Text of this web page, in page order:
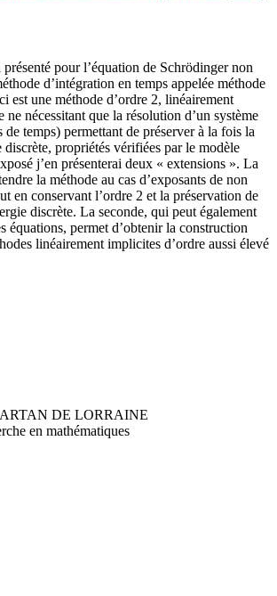
pour l’équation de Schrödinger non
d’intégration en temps appelée méthode
est une méthode d’ordre 2, linéairement
ne nécessitant que la résolution d’un système
de temps) permettant de préserver à la fois la
discrète, propriétés vérifiées par le modèle
j’en présenterai deux « extensions ». La
la méthode au cas d’exposants de non
en conservant l’ordre 2 et la préservation de
discrète. La seconde, qui peut également
équations, permet d’obtenir la construction
linéairement implicites d’ordre aussi élevé
DE LORRAINE
en mathématiques